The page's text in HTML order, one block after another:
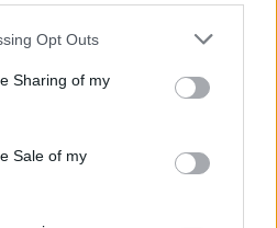
Opt Outs
Sharing of my
Sale of my
model cyfrowy.
i Break-Even